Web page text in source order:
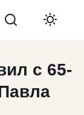
Search
с 65-